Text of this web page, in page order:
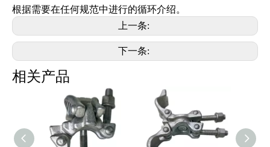
根据需要在任何规范中进行的循环介绍。
上一条:
下一条:
相关产品